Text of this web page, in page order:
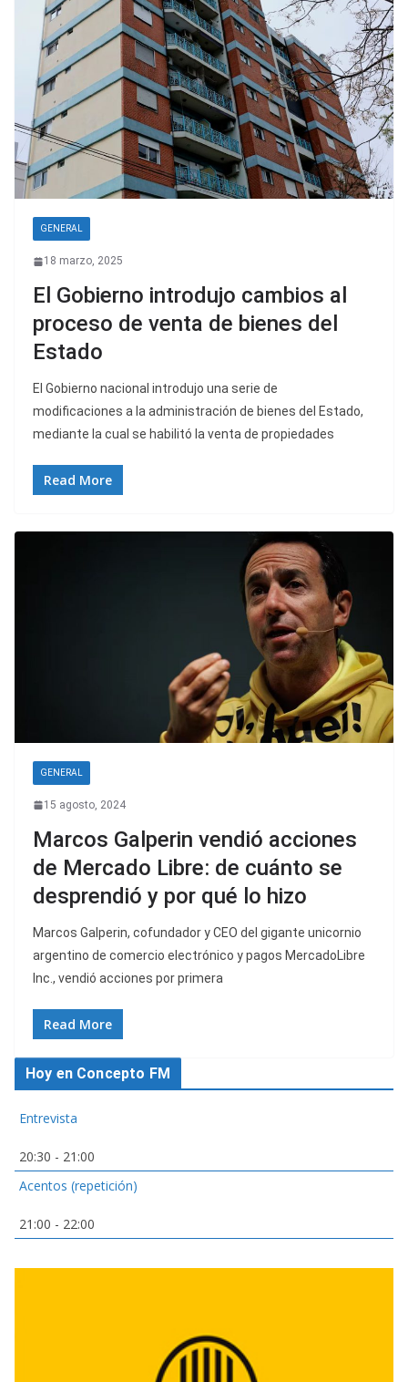
GENERAL
18 marzo, 2025
El Gobierno introdujo cambios al
proceso de venta de bienes del
Estado
El Gobierno nacional introdujo una serie de
modificaciones a la administración de bienes del Estado,
mediante la cual se habilitó la venta de propiedades
Read More
GENERAL
15 agosto, 2024
Marcos Galperin vendió acciones
de Mercado Libre: de cuánto se
desprendió y por qué lo hizo
Marcos Galperin, cofundador y CEO del gigante unicornio
argentino de comercio electrónico y pagos MercadoLibre
Inc., vendió acciones por primera
Read More
Hoy en Concepto FM
Entrevista
20:30 - 21:00
Acentos (repetición)
21:00 - 22:00